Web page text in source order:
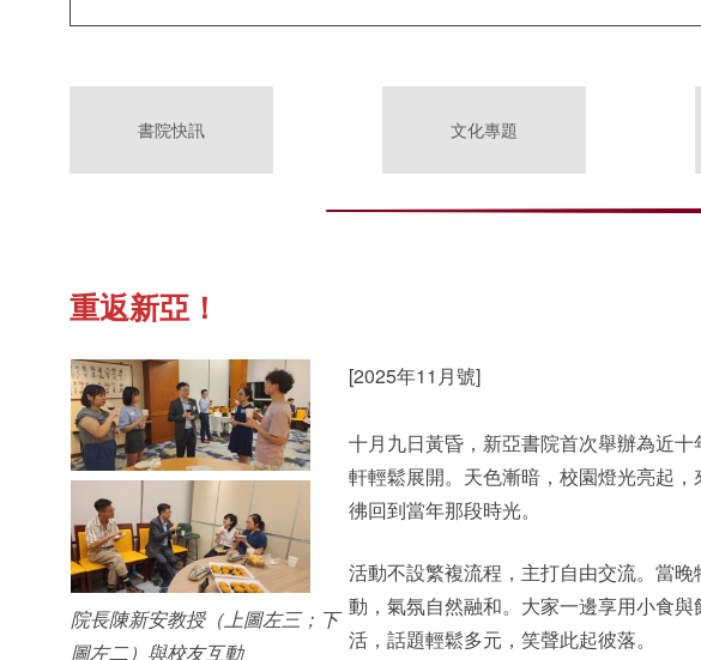
書院快訊 文化專題
重返新亞！
院長陳新安教授（上圖左三；下
圖左二）與校友互動
[2025年11月號]
十月九日黃昏，新亞書院首次舉辦為近
軒輕鬆展開。天色漸暗，校園燈光亮起
彿回到當年那段時光。
活動不設繁複流程，主打自由交流。當
動，氣氛自然融和。大家一邊享用小食
活，話題輕鬆多元，笑聲此起彼落。